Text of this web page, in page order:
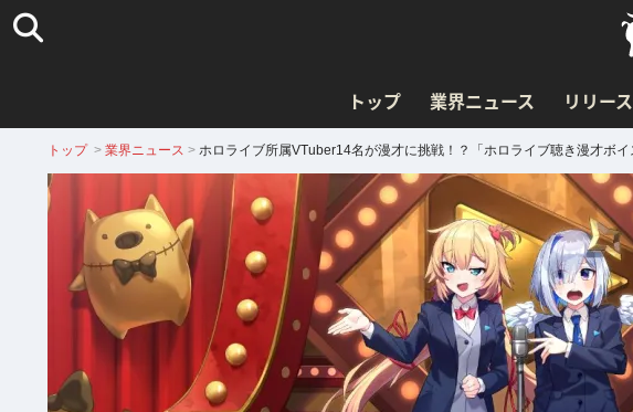
トップ 業界ニュース リリー
トップ > 業界ニュース > ホロライブ所属VTuber14名が漫才に挑戦！？「ホロライブ聴き漫才ボイ